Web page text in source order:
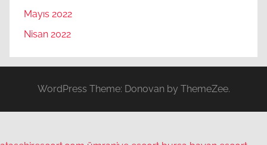
Mayıs 2022
Nisan 2022
WordPress Theme: Donovan by ThemeZee.